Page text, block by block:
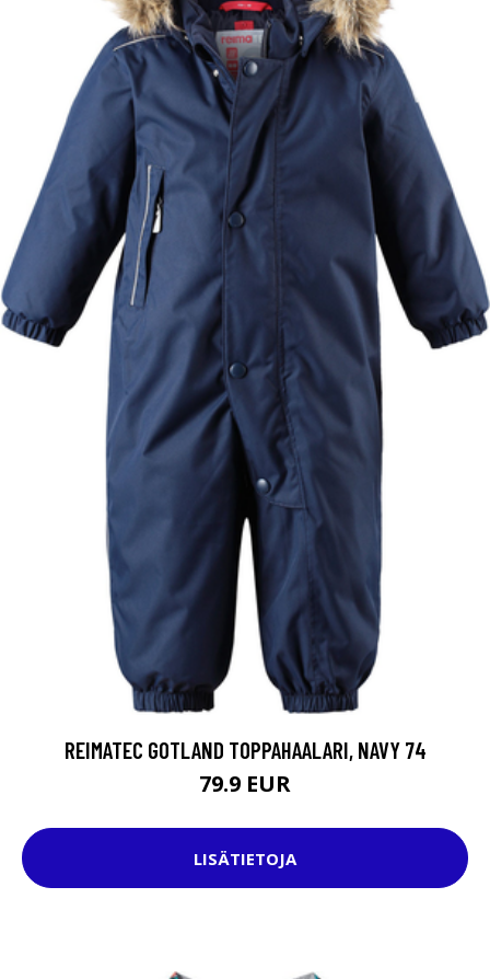
REIMATEC GOTLAND TOPPAHAALARI, NAVY 74
79.9 EUR
LISÄTIETOJA